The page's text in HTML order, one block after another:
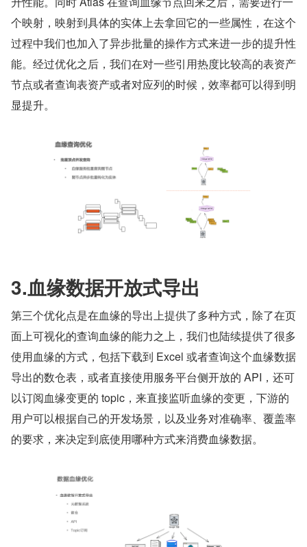
个映射，映射到具体的实体上去拿回它的一些属性，在这个
过程中我们也加入了异步批量的操作方式来进一步的提升性
能。经过优化之后，我们在对一些引用热度比较高的表资产
节点或者查询表资产或者对应列的时候，效率都可以得到明
显提升。
3.血缘数据开放式导出
第三个优化点是在血缘的导出上提供了多种方式，除了在页
面上可视化的查询血缘的能力之上，我们也陆续提供了很多
使用血缘的方式，包括下载到 Excel 或者查询这个血缘数据
导出的数仓表，或者直接使用服务平台侧开放的 API，还可
以订阅血缘变更的 topic，来直接监听血缘的变更，下游的
用户可以根据自己的开发场景，以及业务对准确率、覆盖率
的要求，来决定到底使用哪种方式来消费血缘数据。